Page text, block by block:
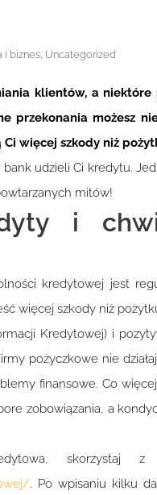
i biznes, Uncategorized
klientów, a niektóre
przekonania możesz
więcej szkody niż
udzieli Ci kredytu.
mitów!
i
kredytowej jest
więcej szkody niż
Kredytowej) i
pożyczkowe nie
finansowe. Co
zobowiązania, a
skorzystaj z
. Po wpisaniu kilku